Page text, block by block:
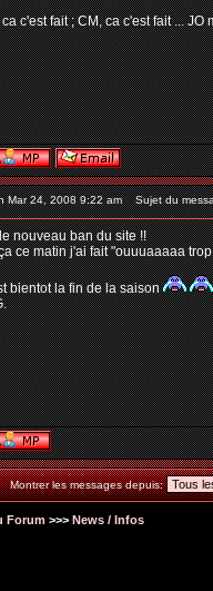
c'est fait ; CM, ca c'est fait ... JO
Mar 24, 2008 9:22 am Sujet du
nouveau ban du site !!
ce matin j'ai fait "ouuuaaaaa
bientot la fin de la saison
Montrer les messages depuis:
Forum >>> News / Infos